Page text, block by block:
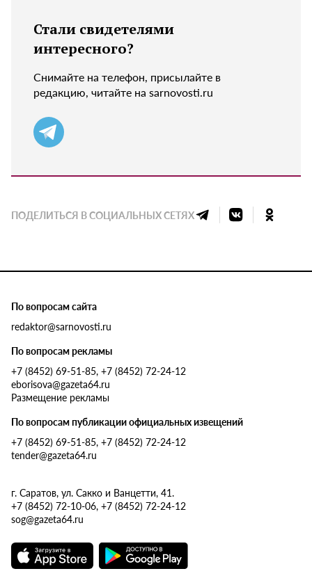
Стали свидетелями
интересного?
Снимайте на телефон, присылайте в
редакцию, читайте на sarnovosti.ru
ПОДЕЛИТЬСЯ В СОЦИАЛЬНЫХ СЕТЯХ
По вопросам сайта
redaktor@sarnovosti.ru
По вопросам рекламы
+7 (8452) 69-51-85, +7 (8452) 72-24-12
eborisova@gazeta64.ru
Размещение рекламы
По вопросам публикации официальных извещений
+7 (8452) 69-51-85, +7 (8452) 72-24-12
tender@gazeta64.ru
г. Саратов, ул. Сакко и Ванцетти, 41.
+7 (8452) 72-10-06, +7 (8452) 72-24-12
sog@gazeta64.ru